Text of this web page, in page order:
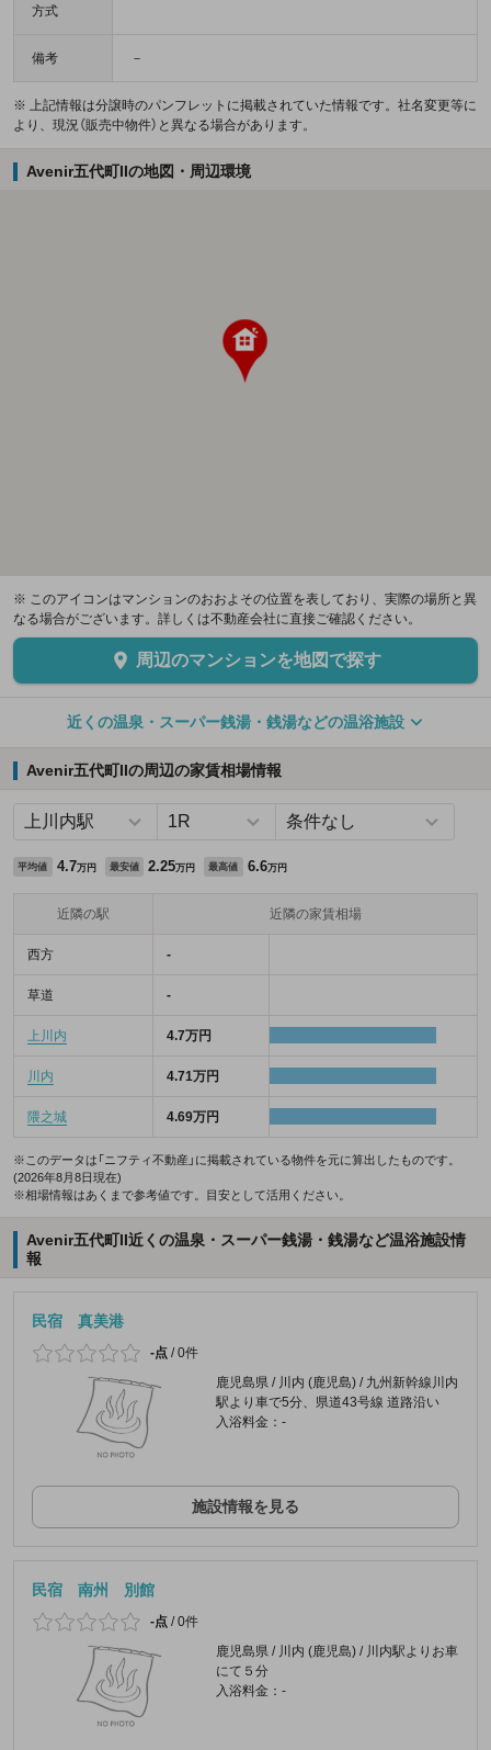
方式
備考 －
※ 上記情報は分譲時のパンフレットに掲載されていた情報です。社名変更等に
より、現況（販売中物件）と異なる場合があります。
Avenir五代町IIの地図・周辺環境
※ このアイコンはマンションのおおよその位置を表しており、実際の場所と異
なる場合がございます。詳しくは不動産会社に直接ご確認ください。
周辺のマンションを地図で探す
近くの温泉・スーパー銭湯・銭湯などの温浴施設
Avenir五代町IIの周辺の家賃相場情報
平均値 4.7万円 最安値 2.25万円 最高値 6.6万円
近隣の駅 近隣の家賃相場
西方 -
草道 -
上川内 4.7万円
川内 4.71万円
隈之城 4.69万円
※このデータは「ニフティ不動産」に掲載されている物件を元に算出したものです。
(2026年8月8日現在)
※相場情報はあくまで参考値です。目安として活用ください。
Avenir五代町II近くの温泉・スーパー銭湯・銭湯など温浴施設情
報
民宿 真美港
-点 /0件
鹿児島県 / 川内 (鹿児島) / 九州新幹線川内
駅より車で5分、県道43号線 道路沿い
入浴料金：-
施設情報を見る
民宿 南州 別館
-点 /0件
鹿児島県 / 川内 (鹿児島) / 川内駅よりお車
にて５分
入浴料金：-